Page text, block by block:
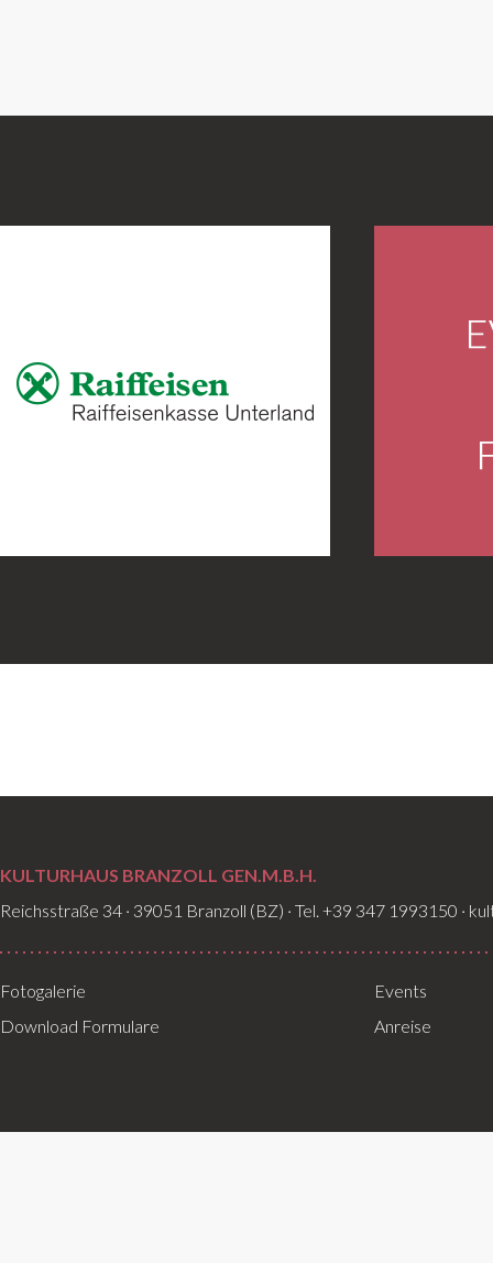
KULTURHAUS BRANZOLL GEN.M.B.H.
Reichsstraße 34 · 39051 Branzoll (BZ) · Tel. +39 347 1993150 ·
Fotogalerie
Download Formulare
Events
Anreise